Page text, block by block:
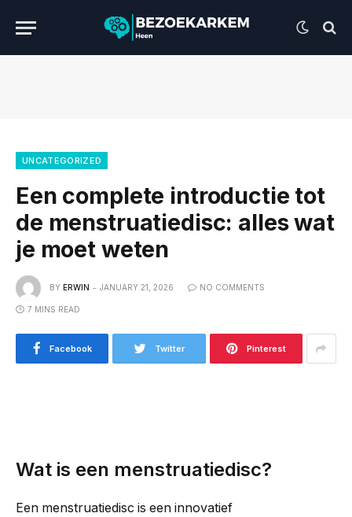
UNCATEGORIZED
Een complete introductie tot
de menstruatiedisc: alles wat
je moet weten
BY ERWIN JANUARY 21, 2026 NO COMMENTS
7 MINS READ
Facebook Twitter Pinterest
Wat is een menstruatiedisc?
Een menstruatiedisc is een innovatief